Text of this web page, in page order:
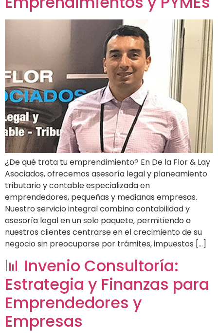
¿De qué trata tu emprendimiento? En De la Flor & Lay
Asociados, ofrecemos asesoría legal y planeamiento
tributario y contable especializada en
emprendedores, pequeñas y medianas empresas.
Nuestro servicio integral combina contabilidad y
asesoría legal en un solo paquete, permitiendo a
nuestros clientes centrarse en el crecimiento de su
negocio sin preocuparse por trámites, impuestos […]
📊 Invenio Consultoría:
Estrategia y Finanzas para
Emprendedores y
Empresas